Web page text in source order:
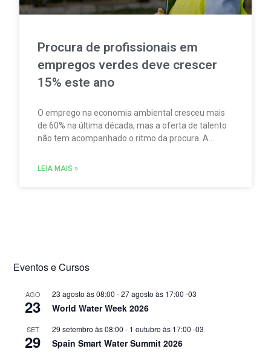
Procura de profissionais em
empregos verdes deve crescer
15% este ano
O emprego na economia ambiental cresceu mais
de 60% na última década, mas a oferta de talento
não tem acompanhado o ritmo da procura. A
fatores limitadores do crescimento do setor.
LEIA MAIS »
Eventos e Cursos
AGO
23
23 agosto às 08:00 -27 agosto às 17:00 -03
World Water Week 2026
SET
29
29 setembro às 08:00 - 1 outubro às 17:00 -03
Spain Smart Water Summit 2026